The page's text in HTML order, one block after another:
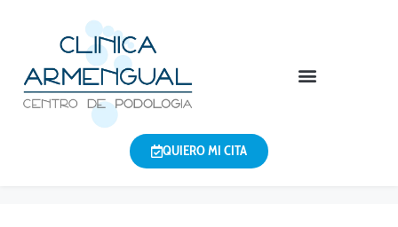
QUIERO MI CITA